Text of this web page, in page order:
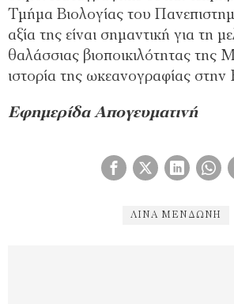
Τμήμα Βιολογίας του
αξία της είναι σημαντική για τη
θαλάσσιας βιοποικιλότητας της
ιστορία της ωκεανογραφίας στην
Εφημερίδα Απογευματινή
ΛΊΝΑ ΜΕΝΔΏΝΗ